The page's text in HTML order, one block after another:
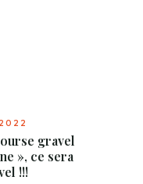
gravel
», ce sera
!!!